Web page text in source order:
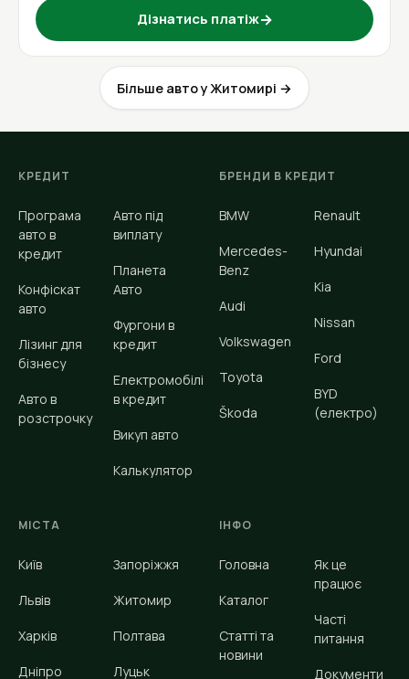
Дізнатись платіж→
Більше авто у Житомирі →
КРЕДИТ
Програма
авто в
кредит
Конфіскат
авто
Лізинг для
бізнесу
Авто в
розстрочку
Авто під
виплату
Планета
Авто
Фургони в
кредит
Електромобілі
в кредит
Викуп авто
Калькулятор
БРЕНДИ В КРЕДИТ
BMW
Mercedes-
Benz
Audi
Volkswagen
Toyota
Škoda
Renault
Hyundai
Kia
Nissan
Ford
BYD
(електро)
МІСТА
Київ
Львів
Харків
Дніпро
Запоріжжя
Житомир
Полтава
Луцьк
ІНФО
Головна
Каталог
Статті та
новини
Як це
працює
Часті
питання
Документи